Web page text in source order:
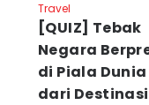
Travel
[QUIZ] Tebak
Negara
di Piala Dunia
dari Destinasi